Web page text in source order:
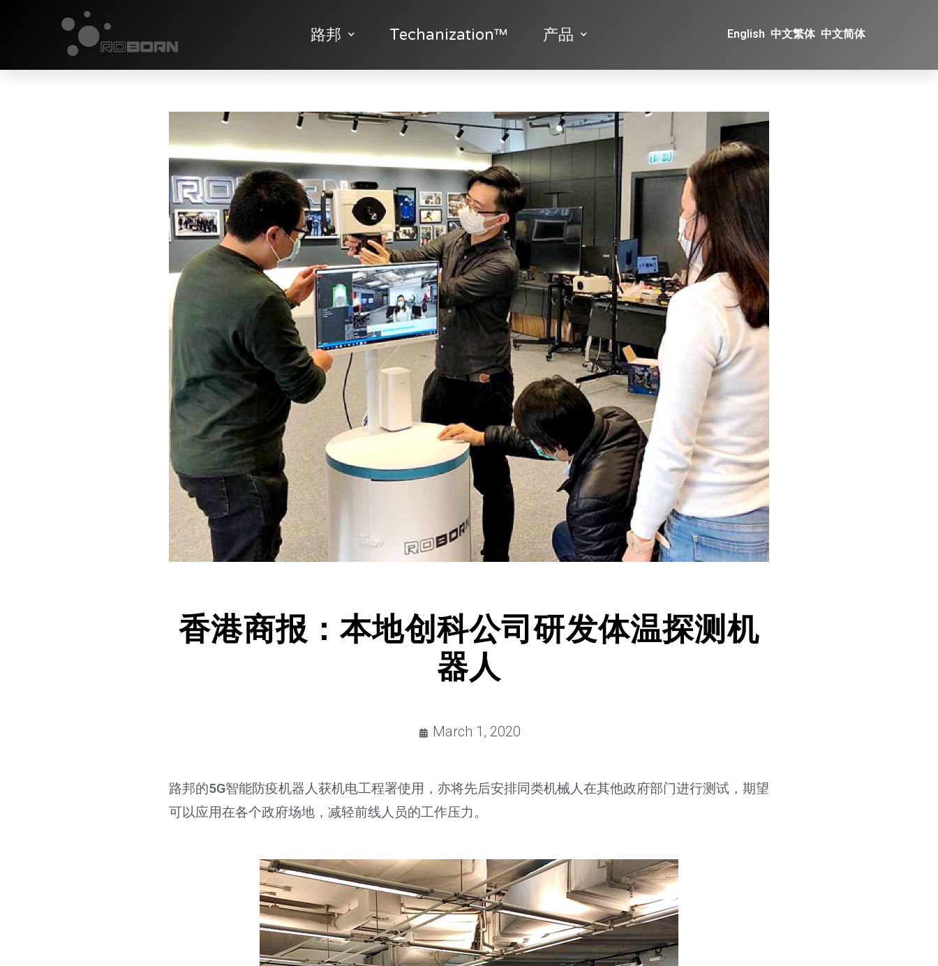
路邦 Techanization™ 产品 English 中文繁体 中文简体
香港商报：本地创科公司研发体温探测机
器人
March 1, 2020
路邦的5G智能防疫机器人获机电工程署使用，亦将先后安排同类机械人在其他政府部门进行测试，期望
可以应用在各个政府场地，减轻前线人员的工作压力。